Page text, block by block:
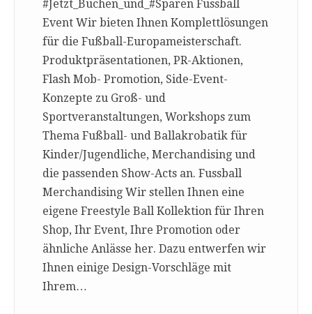
#Jetzt_Buchen_und_#Sparen Fussball
Event Wir bieten Ihnen Komplettlösungen
für die Fußball-Europameisterschaft.
Produktpräsentationen, PR-Aktionen,
Flash Mob- Promotion, Side-Event-
Konzepte zu Groß- und
Sportveranstaltungen, Workshops zum
Thema Fußball- und Ballakrobatik für
Kinder/Jugendliche, Merchandising und
die passenden Show-Acts an. Fussball
Merchandising Wir stellen Ihnen eine
eigene Freestyle Ball Kollektion für Ihren
Shop, Ihr Event, Ihre Promotion oder
ähnliche Anlässe her. Dazu entwerfen wir
Ihnen einige Design-Vorschläge mit
Ihrem…